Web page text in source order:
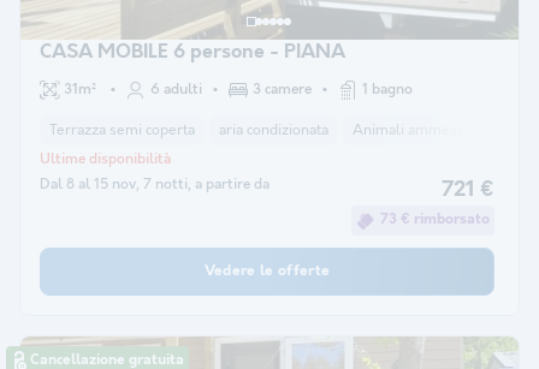
CASA MOBILE 6 persone - PIANA
31m² 6 adulti 3 camere 1 bagno
Terrazza semi coperta aria condizionata Animali ammessi *
Dal 8 al 15 nov, 7 notti, a partire da
Ultime disponibilità
721 €
73 € rimborsato
Vedere le offerte
Cancellazione gratuita